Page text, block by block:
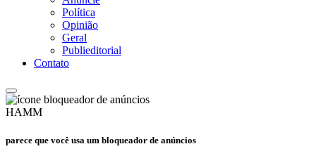
Política
Opinião
Geral
Publieditorial
Contato
HAMM
parece que você usa um bloqueador de anúncios